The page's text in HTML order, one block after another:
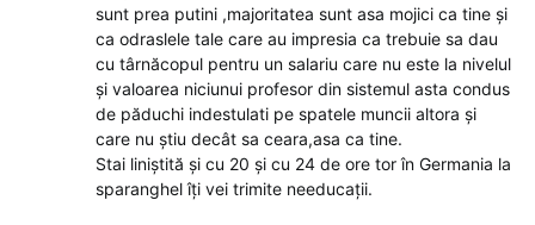
sunt prea putini ,majoritatea sunt asa mojici ca tine și
ca odraslele tale care au impresia ca trebuie sa dau
cu târnăcopul pentru un salariu care nu este la nivelul
și valoarea niciunui profesor din sistemul asta condus
de păduchi indestulati pe spatele muncii altora și
care nu știu decât sa ceara,asa ca tine.
Stai liniștită și cu 20 și cu 24 de ore tor în Germania la
sparanghel îți vei trimite needucații.